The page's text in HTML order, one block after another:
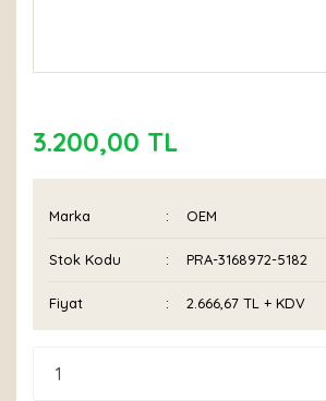
3.200,00 TL
Marka OEM
Stok Kodu PRA-3168972-5182
Fiyat 2.666,67 TL + KDV